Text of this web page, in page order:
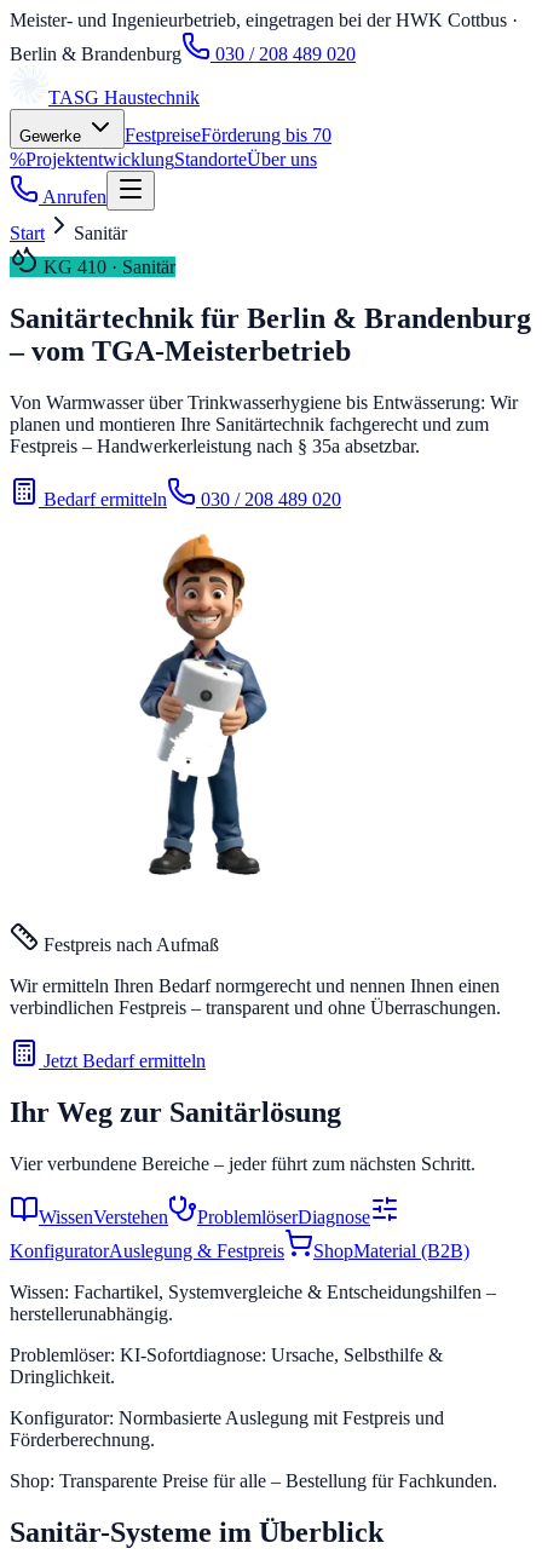
Meister- und Ingenieurbetrieb, eingetragen bei der HWK Cottbus ·
Berlin & Brandenburg
030 / 208 489 020
TASG Haustechnik
Gewerke FestpreiseFörderung bis 70
%ProjektentwicklungStandorteÜber uns
Anrufen
Start
Sanitär
KG 410 · Sanitär
Sanitärtechnik für Berlin & Brandenburg
– vom TGA-Meisterbetrieb
Von Warmwasser über Trinkwasserhygiene bis Entwässerung: Wir
planen und montieren Ihre Sanitärtechnik fachgerecht und zum
Festpreis – Handwerkerleistung nach § 35a absetzbar.
Bedarf ermitteln 030 / 208 489 020
Festpreis nach Aufmaß
Wir ermitteln Ihren Bedarf normgerecht und nennen Ihnen einen
verbindlichen Festpreis – transparent und ohne Überraschungen.
Jetzt Bedarf ermitteln
Ihr Weg zur Sanitärlösung
Vier verbundene Bereiche – jeder führt zum nächsten Schritt.
WissenVerstehen ProblemlöserDiagnose
KonfiguratorAuslegung & Festpreis ShopMaterial (B2B)
Wissen: Fachartikel, Systemvergleiche & Entscheidungshilfen –
herstellerunabhängig.
Problemlöser: KI-Sofortdiagnose: Ursache, Selbsthilfe &
Dringlichkeit.
Konfigurator: Normbasierte Auslegung mit Festpreis und
Förderberechnung.
Shop: Transparente Preise für alle – Bestellung für Fachkunden.
Sanitär-Systeme im Überblick